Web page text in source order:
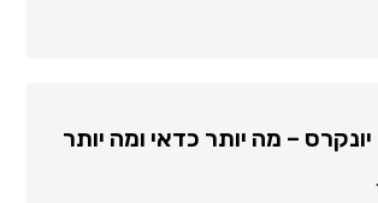
– מה יותר כדאי ומה יותר